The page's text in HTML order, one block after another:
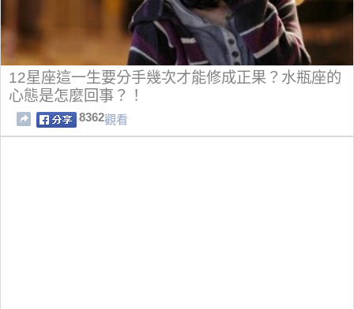
12星座這一生要分手幾次才能修成正果？水瓶座的
心態是怎麼回事？！
8362觀看